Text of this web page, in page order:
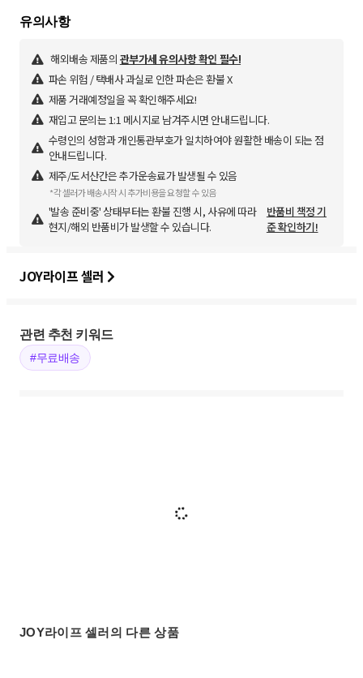
유의사항
해외배송 제품의 관부가세 유의사항 확인 필수!
파손 위험 / 택배사 과실로 인한 파손은 환불 X
제품 거래예정일을 꼭 확인해주세요!
재입고 문의는 1:1 메시지로 남겨주시면 안내드립니다.
수령인의 성함과 개인통관부호가 일치하여야 원활한 배송이 되는 점
안내드립니다.
제주/도서산간은 추가운송료가 발생될 수 있음
*각 셀러가 배송시작 시 추가비용을 요청할 수 있음
'발송 준비중' 상태부터는 환불 진행 시, 사유에 따라
현지/해외 반품비가 발생할 수 있습니다.
반품비 책정 기
준 확인하기!
JOY라이프 셀러
관련 추천 키워드
#무료배송
JOY라이프 셀러의 다른 상품